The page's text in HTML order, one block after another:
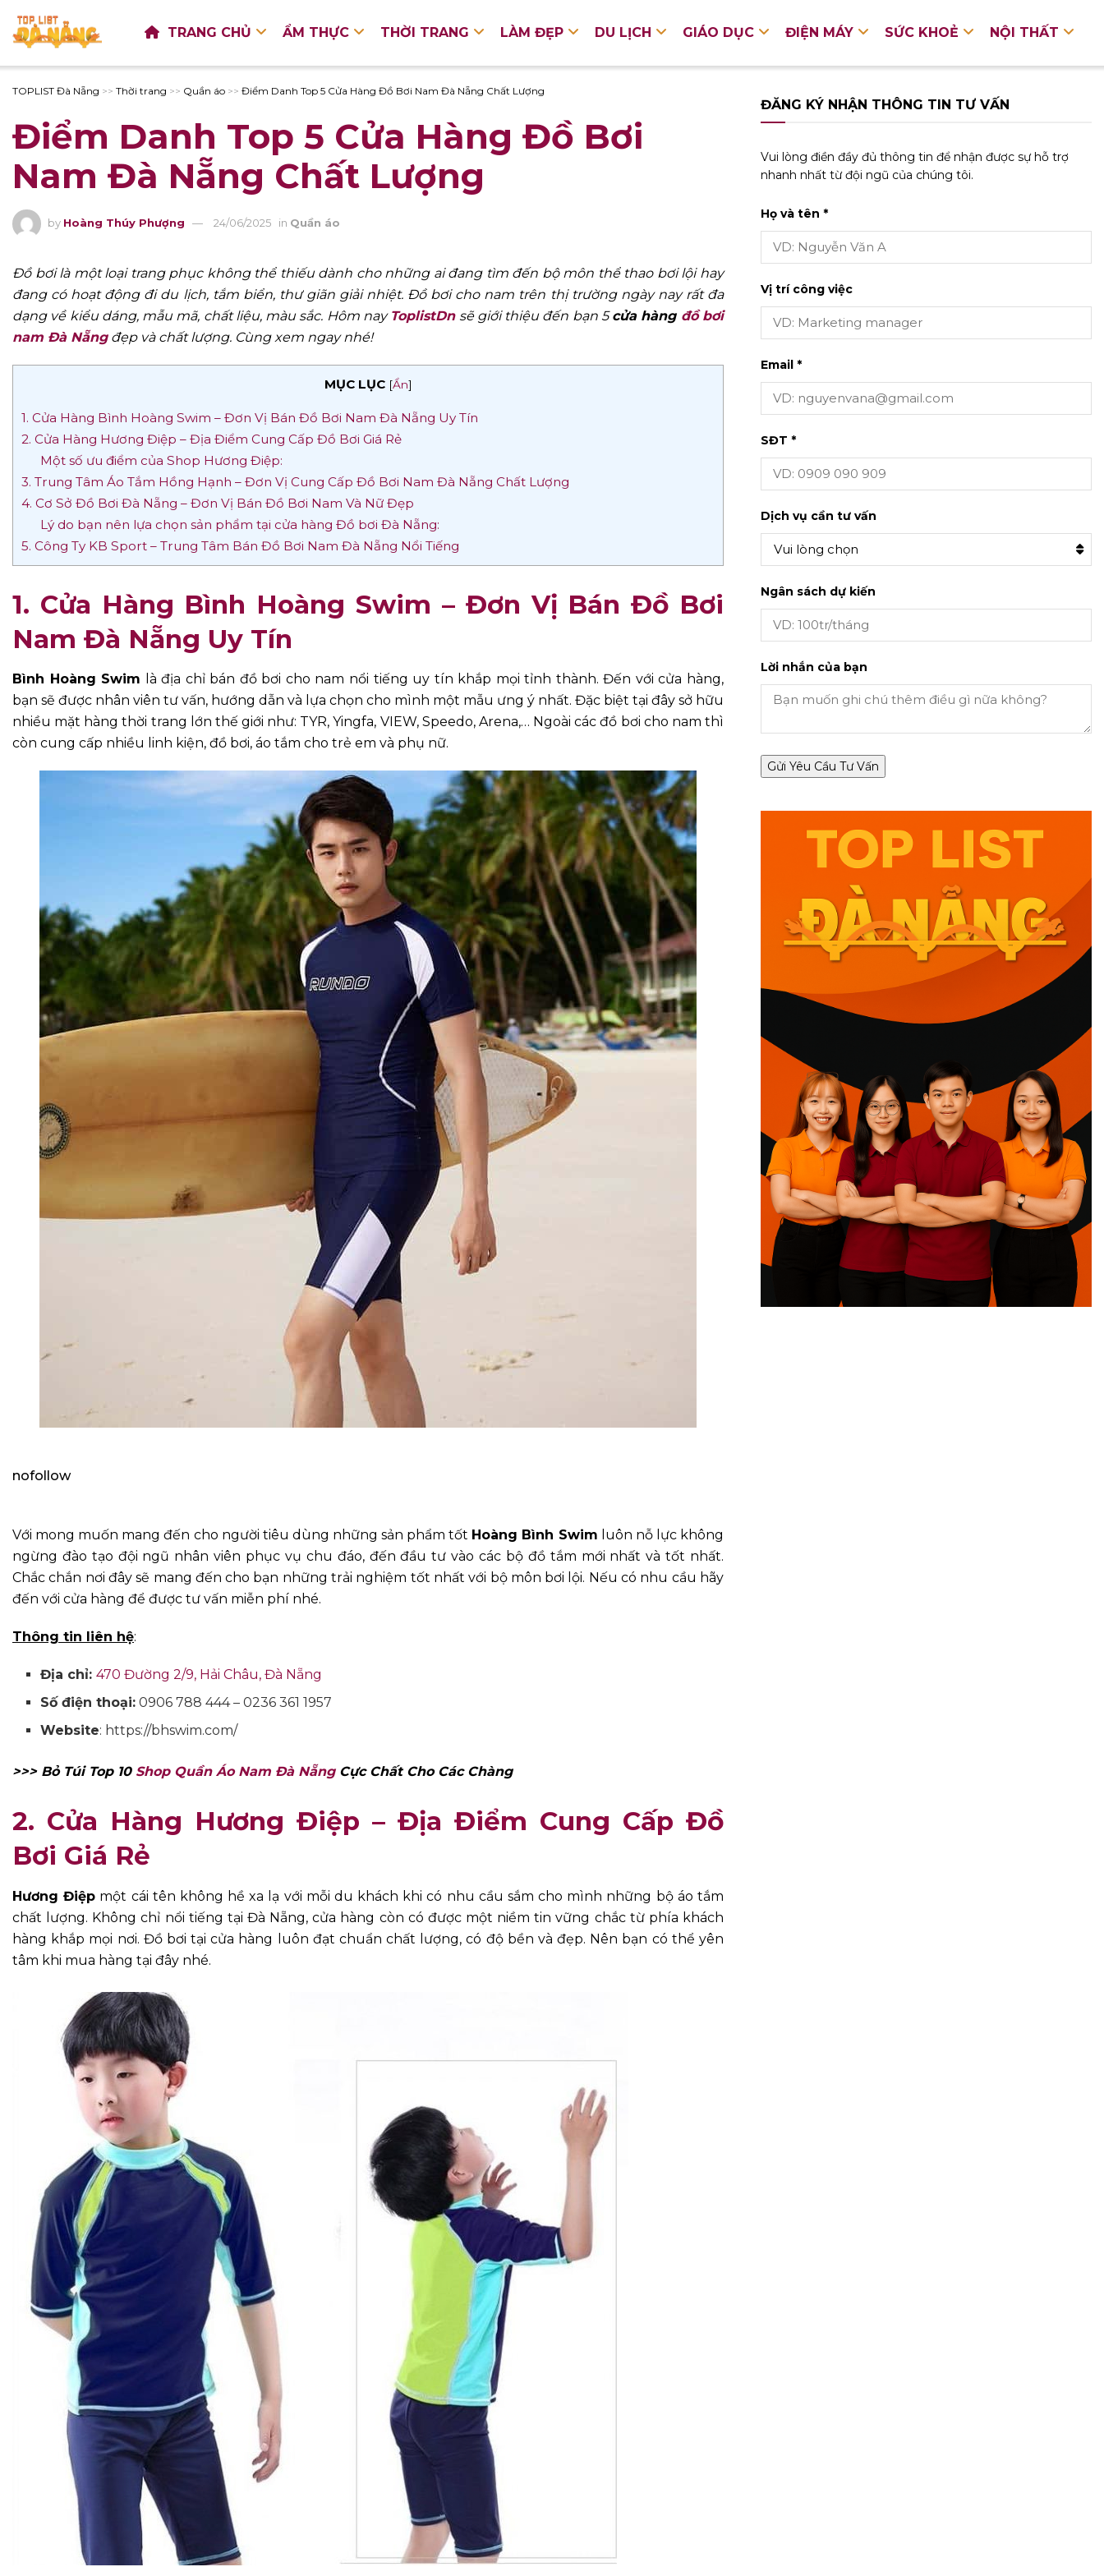
TRANG CHỦ ẨM THỰC THỜI TRANG LÀM ĐẸP DU LỊCH GIÁO DỤC ĐIỆN MÁY SỨC KHOẺ NỘI THẤT
TOPLIST Đà Nẵng >> Thời trang >> Quần áo >> Điểm Danh Top 5 Cửa Hàng Đồ Bơi Nam Đà Nẵng Chất Lượng
Điểm Danh Top 5 Cửa Hàng Đồ Bơi
Nam Đà Nẵng Chất Lượng
by Hoàng Thúy Phượng 24/06/2025 in Quần áo
Đồ bơi là một loại trang phục không thể thiếu dành cho những ai đang tìm đến bộ môn thể thao bơi lội hay
đang có hoạt động đi du lịch, tắm biển, thư giãn giải nhiệt. Đồ bơi cho nam trên thị trường ngày nay rất đa
dạng về kiểu dáng, mẫu mã, chất liệu, màu sắc. Hôm nay ToplistDnsẽ giới thiệu đến bạn 5cửa hàng đồ bơi
nam Đà Nẵngđẹp và chất lượng. Cùng xem ngay nhé!
MỤC LỤC [Ẩn]
1. Cửa Hàng Bình Hoàng Swim – Đơn Vị Bán Đồ Bơi Nam Đà Nẵng Uy Tín
2. Cửa Hàng Hương Điệp – Địa Điểm Cung Cấp Đồ Bơi Giá Rẻ
Một số ưu điểm của Shop Hương Điệp:
3. Trung Tâm Áo Tắm Hồng Hạnh – Đơn Vị Cung Cấp Đồ Bơi Nam Đà Nẵng Chất Lượng
4. Cơ Sở Đồ Bơi Đà Nẵng – Đơn Vị Bán Đồ Bơi Nam Và Nữ Đẹp
Lý do bạn nên lựa chọn sản phẩm tại cửa hàng Đồ bơi Đà Nẵng:
5. Công Ty KB Sport – Trung Tâm Bán Đồ Bơi Nam Đà Nẵng Nổi Tiếng
1. Cửa Hàng Bình Hoàng Swim – Đơn Vị Bán Đồ Bơi
Nam Đà Nẵng Uy Tín
Bình Hoàng Swim là địa chỉ bán đồ bơi cho nam nổi tiếng uy tín khắp mọi tỉnh thành. Đến với cửa hàng,
bạn sẽ được nhân viên tư vấn, hướng dẫn và lựa chọn cho mình một mẫu ưng ý nhất. Đặc biệt tại đây sở hữu
nhiều mặt hàng thời trang lớn thế giới như: TYR, Yingfa, VIEW, Speedo, Arena,… Ngoài các đồ bơi cho nam thì
còn cung cấp nhiều linh kiện, đồ bơi, áo tắm cho trẻ em và phụ nữ.
nofollow
Với mong muốn mang đến cho người tiêu dùng những sản phẩm tốt Hoàng Bình Swim luôn nỗ lực không
ngừng đào tạo đội ngũ nhân viên phục vụ chu đáo, đến đầu tư vào các bộ đồ tắm mới nhất và tốt nhất.
Chắc chắn nơi đây sẽ mang đến cho bạn những trải nghiệm tốt nhất với bộ môn bơi lội. Nếu có nhu cầu hãy
đến với cửa hàng để được tư vấn miễn phí nhé.
Thông tin liên hệ:
Địa chỉ:470 Đường 2/9, Hải Châu, Đà Nẵng
Số điện thoại: 0906 788 444 – 0236 361 1957
Website: https://bhswim.com/
>>> Bỏ Túi Top 10 Shop Quần Áo Nam Đà NẵngCực Chất Cho Các Chàng
2. Cửa Hàng Hương Điệp – Địa Điểm Cung Cấp Đồ
Bơi Giá Rẻ
Hương Điệp một cái tên không hề xa lạ với mỗi du khách khi có nhu cầu sắm cho mình những bộ áo tắm
chất lượng. Không chỉ nổi tiếng tại Đà Nẵng, cửa hàng còn có được một niềm tin vững chắc từ phía khách
hàng khắp mọi nơi. Đồ bơi tại cửa hàng luôn đạt chuẩn chất lượng, có độ bền và đẹp. Nên bạn có thể yên
tâm khi mua hàng tại đây nhé.
ĐĂNG KÝ NHẬN THÔNG TIN TƯ VẤN
Vui lòng điền đầy đủ thông tin để nhận được sự hỗ trợ
nhanh nhất từ đội ngũ của chúng tôi.
Họ và tên *
Vị trí công việc
Email *
SĐT *
Dịch vụ cần tư vấn
Vui lòng chọn
Ngân sách dự kiến
Lời nhắn của bạn
Gửi Yêu Cầu Tư Vấn